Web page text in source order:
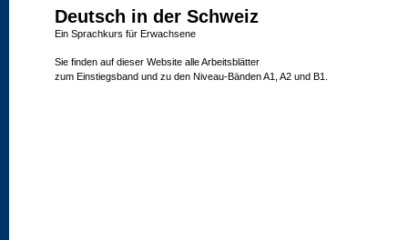
Deutsch in der Schweiz
Ein Sprachkurs für Erwachsene
Sie finden auf dieser Website alle Arbeitsblätter
zum Einstiegsband und zu den Niveau-Bänden A1, A2 und B1.